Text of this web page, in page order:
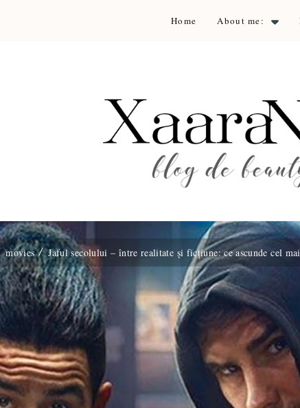
Home About me:
Xaara
movies Jaful secolului – între realitate și ficțiune: ce ascunde cel